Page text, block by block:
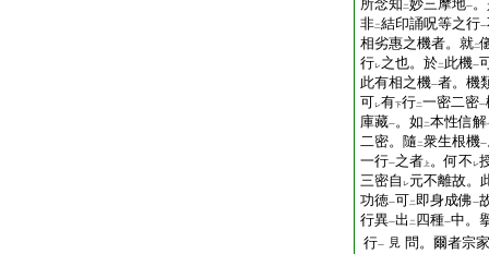
所念知 二妙三摩地一
非二結印誦呪等之行一
相劣惠之機者。就二
行レ之也。於二 此機一
此有相之機一者。機
可レ有下行二一密二密一
庫藏一。如 二本性信解
二密。隨 二衆生根機一
一行一之者 上 。何不 レ
三密自 レ元不離故。
功徳一可二 即身成佛一
行異一出 二 四種一中。
行一 見 問。爾者宗